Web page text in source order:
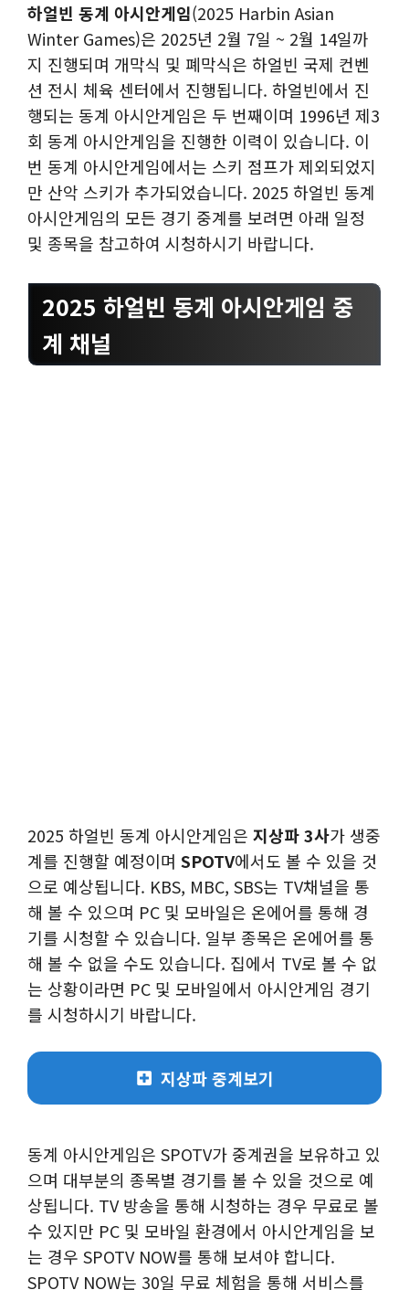
하얼빈 동계 아시안게임(2025 Harbin Asian
Winter Games)은 2025년 2월 7일 ~ 2월 14일까
지 진행되며 개막식 및 폐막식은 하얼빈 국제 컨벤
션 전시 체육 센터에서 진행됩니다. 하얼빈에서 진
행되는 동계 아시안게임은 두 번째이며 1996년 제3
회 동계 아시안게임을 진행한 이력이 있습니다. 이
번 동계 아시안게임에서는 스키 점프가 제외되었지
만 산악 스키가 추가되었습니다. 2025 하얼빈 동계
아시안게임의 모든 경기 중계를 보려면 아래 일정
및 종목을 참고하여 시청하시기 바랍니다.
2025 하얼빈 동계 아시안게임 중
계 채널
2025 하얼빈 동계 아시안게임은 지상파 3사가 생중
계를 진행할 예정이며 SPOTV에서도 볼 수 있을 것
으로 예상됩니다. KBS, MBC, SBS는 TV채널을 통
해 볼 수 있으며 PC 및 모바일은 온에어를 통해 경
기를 시청할 수 있습니다. 일부 종목은 온에어를 통
해 볼 수 없을 수도 있습니다. 집에서 TV로 볼 수 없
는 상황이라면 PC 및 모바일에서 아시안게임 경기
를 시청하시기 바랍니다.
지상파 중계보기
동계 아시안게임은 SPOTV가 중계권을 보유하고 있
으며 대부분의 종목별 경기를 볼 수 있을 것으로 예
상됩니다. TV 방송을 통해 시청하는 경우 무료로 볼
수 있지만 PC 및 모바일 환경에서 아시안게임을 보
는 경우 SPOTV NOW를 통해 보셔야 합니다.
SPOTV NOW는 30일 무료 체험을 통해 서비스를